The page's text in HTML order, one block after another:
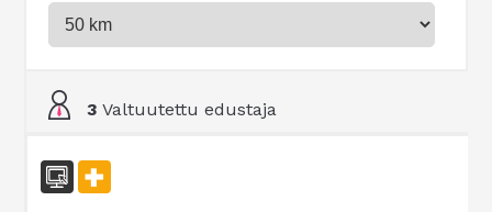
3 Valtuutettu edustaja